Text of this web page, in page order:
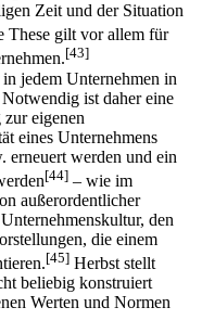
solche Werte und
Zeit und der Situation
These gilt vor allem für
[43]
jedem Unternehmen in
ist daher eine
zur eigenen
eines Unternehmens
werden und ein
[44]– wie im
außerordentlicher
den
die einem
[45]Herbst stellt
beliebig konstruiert
Werten und Normen